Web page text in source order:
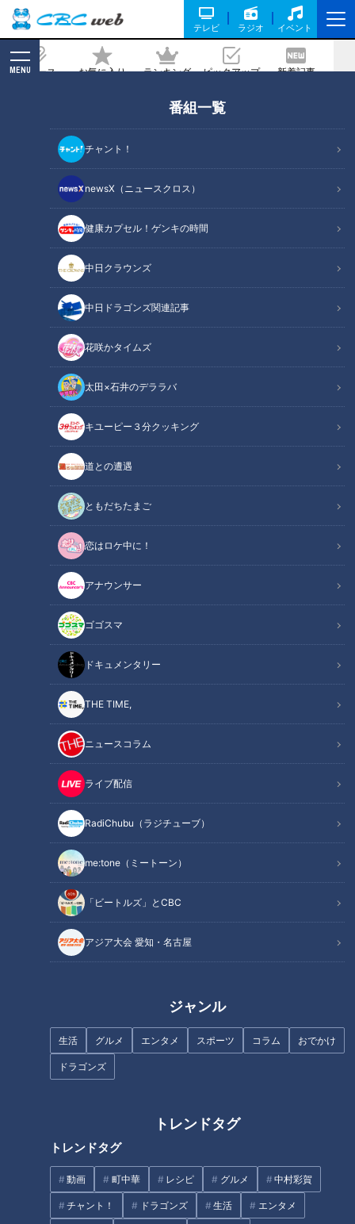
テレビ ラジオ イベント
ニュース お気に入り ランキング ピックアップ 新着記事
MENU
番組一覧
チャント！
newsX（ニュースクロス）
健康カプセル！ゲンキの時間
中日クラウンズ
中日ドラゴンズ関連記事
花咲かタイムズ
太田×石井のデララバ
キユーピー３分クッキング
道との遭遇
ともだちたまご
恋はロケ中に！
アナウンサー
ゴゴスマ
ドキュメンタリー
THE TIME,
ニュースコラム
ライブ配信
RadiChubu（ラジチューブ）
me:tone（ミートーン）
「ビートルズ」とCBC
アジア大会 愛知・名古屋
ジャンル
生活 グルメ エンタメ スポーツ コラム おでかけ
ドラゴンズ
トレンドタグ
トレンドタグ
動画 町中華 レシピ グルメ 中村彩賀
チャント！ ドラゴンズ 生活 エンタメ
ンネル第五弾 愛知の子だくさんファミ
リー 衝撃の夏ＳＰ（前編）
2026/01/05 11:29
大家族チャンネル
「大家族チャンネル」動画
地上波版大家族チャンネル第五弾を再配信！
年末年始に是非ご覧ください！
＝＝＝＝＝＝＝＝＝＝＝＝＝＝＝＝＝＝＝＝＝＝＝＝＝＝＝＝
【地上波版大家族チャンネル】ついに第五弾！
この夏、次から次へとありえない衝撃的な出来事が勃発！
（CBCテレビ：2023年8月19日放送）
あらすじ
＝＝＝＝＝＝＝＝＝＝＝＝＝＝＝＝＝＝＝＝＝＝＝＝＝＝＝＝
尾張旭在住、１男８女・１１人の 『上田家』
１１人が２ＬＤＫで暮らす上田家。
お片付けがちょっぴり苦手なママ・英里さん、自宅の居間はモ
ノが溢れかえり大変なことに。
しかし・・・この夏、上田家が超衝撃のリフォームで全く別の
家に生まれ変わる！？
しかも劇的リフォームの裏側には驚きの事実が！
祝・リフォーム記念で爆買い＆ＢＢＱ、ご近所さんも集まって
自宅はまるでお祭り騒ぎ！？
大塚家の中心は、バリバリの名古屋弁で子供たちを一喝する最
強ママ愛さん。
ママ愛さんは、家事育児・仕事にミセスコンテスト挑戦と、と
にかくパワフル。
そんな正義さんが子供たち全員と一丸となって、ママ愛さんの
誕生日にサプライズを仕掛ける！
日頃から全力投球のママへ、感謝の気持ちを込めてあるものを